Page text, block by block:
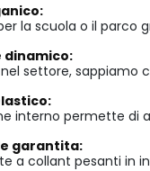
la scuola o il parco
dinamico:
settore, sappiamo
interno permette di
garantita:
a collant pesanti in